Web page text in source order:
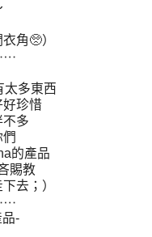
角🥺）
太多東西
好珍惜
不多
的產品
賜教
去；）
-